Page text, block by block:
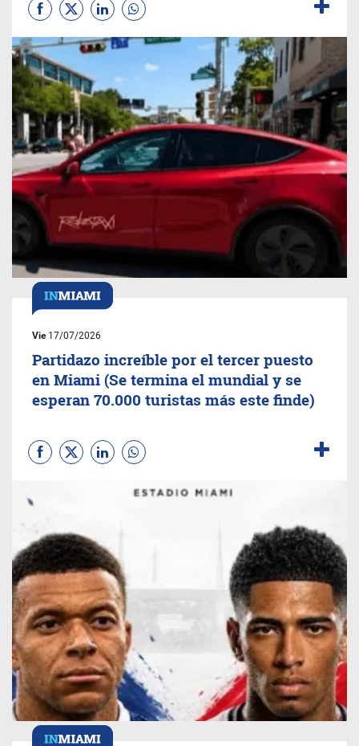
Vie17/07/2026
Partidazo increíble por el tercer puesto
en Miami (Se termina el mundial y se
esperan 70.000 turistas más este finde)